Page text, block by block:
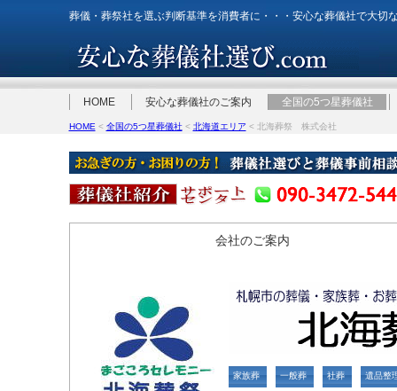
葬儀・葬祭社を選ぶ判断基準を消費者に・・・安心な葬儀社で大切
HOME 安心な葬儀社のご案内 全国の5つ星葬儀社
HOME < 全国の5つ星葬儀社< 北海道エリア < 北海葬祭 株式会社
会社のご案内
家族葬 一般葬 社葬 遺品整